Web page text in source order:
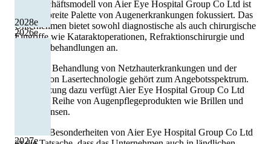
2028e
2026e
2027e
Das Geschäftsmodell von Aier Eye Hospital Group Co Ltd ist
auf eine breite Palette von Augenerkrankungen fokussiert. Das
Unternehmen bietet sowohl diagnostische als auch chirurgische
Eingriffe wie Kataraktoperationen, Refraktionschirurgie und
Glaukombehandlungen an.
Auch die Behandlung von Netzhauterkrankungen und der
Einsatz von Lasertechnologie gehört zum Angebotsspektrum.
In Ergänzung dazu verfügt Aier Eye Hospital Group Co Ltd
über eine Reihe von Augenpflegeprodukten wie Brillen und
Kontaktlinsen.
Eine der Besonderheiten von Aier Eye Hospital Group Co Ltd